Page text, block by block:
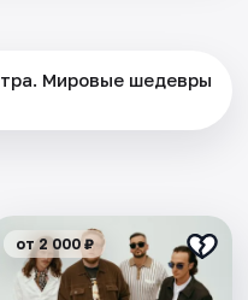
Мировые шедевры
от 2 000 ₽